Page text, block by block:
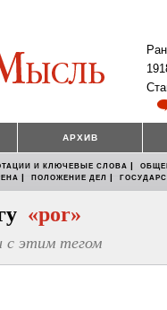
АРХИВ
И КЛЮЧЕВЫЕ СЛОВА |
| ПОЛОЖЕНИЕ ДЕЛ |
«por»
с этим тегом